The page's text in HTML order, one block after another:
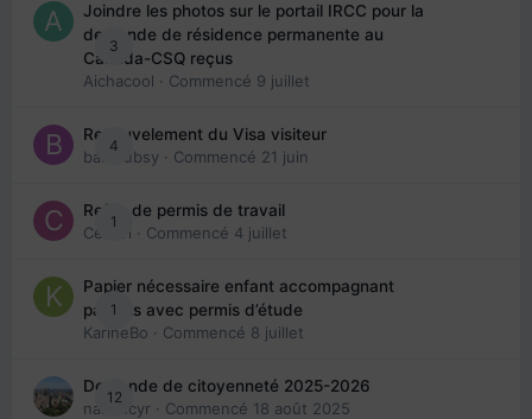
3
Joindre les photos sur le portail IRCC pour la
demande de résidence permanente au
Canada-CSQ reçus
Aichacool · Commencé 9 juillet
4
Renouvelement du Visa visiteur
babibubsy · Commencé 21 juin
1
Refus de permis de travail
Cedbri · Commencé 4 juillet
1
Papier nécessaire enfant accompagnant
parents avec permis d’étude
KarineBo · Commencé 8 juillet
12
Demande de citoyenneté 2025-2026
nanancyr · Commencé 18 août 2025